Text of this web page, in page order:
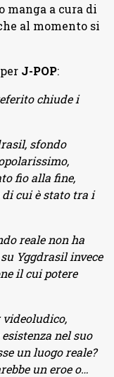
manga a cura di
al momento si
J-POP:
chiude i
sfondo
fio alla fine,
di cui è stato tra i
reale non ha
Yggdrasil invece
il cui potere
videoludico,
nel suo
un luogo reale?
un eroe o…